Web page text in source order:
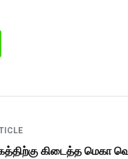
கிடைத்த மெகா